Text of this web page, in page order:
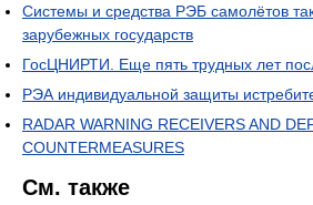
Системы и средства РЭБ самолётов
зарубежных государств
ГосЦНИРТИ. Еще пять трудных лет
РЭА индивидуальной защиты
RADAR WARNING RECEIVERS AND
COUNTERMEASURES
См. также